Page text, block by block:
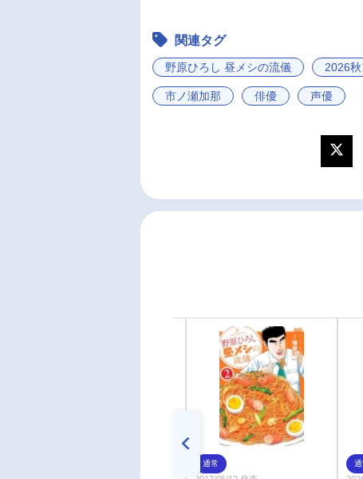
関連タグ
野原ひろし 昼メシの流儀 2026
市ノ瀬加那 俳優 声優
通常